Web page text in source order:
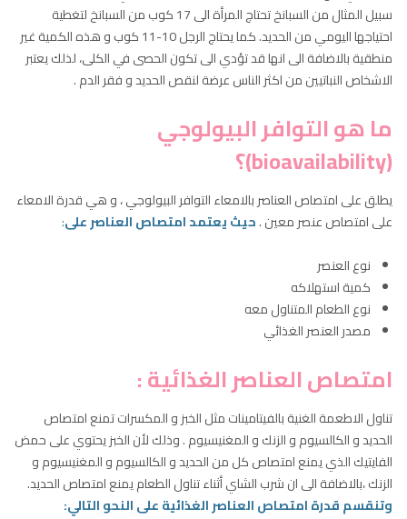
سبيل المثال من السبانخ تحتاج المرأة الى 17 كوب من السبانخ لتغطية
احتياجها اليومي من الحديد. كما يحتاج الرجل 10-11 كوب و هذه الكمية غير
منطقية بالاضافة الى انها قد تؤدي الى تكون الحصى في الكلى، لذلك يعتبر
الاشخاص النباتيين من اكثر الناس عرضة لنقص الحديد و فقر الدم .
ما هو التوافر البيولوجي
(bioavailability)؟
يطلق على امتصاص العناصر بالامعاء التوافر البيولوجي، و هي قدرة الامعاء
على امتصاص عنصر معين .حيث يعتمدامتصاص العناصر على:
نوع العنصر
كمية استهلاكه
نوع الطعام المتناول معه
مصدر العنصر الغذائي
امتصاص العناصر الغذائية :
تناول الاطعمة الغنية بالفيتامينات مثل الخبز و المكسرات تمنع امتصاص
الحديد و الكالسيوم و الزنك و المغنيسيوم . وذلك لأن الخبز يحتوي على حمض
الفايتيك الذي يمنع امتصاص كل من الحديد و الكالسيوم و المغنيسيوم و
الزنك ،بالاضافة الى ان شرب الشاي أثناء تناول الطعام يمنع امتصاص الحديد.
وتنقسم قدرة امتصاص العناصر الغذائية على النحو التالي: